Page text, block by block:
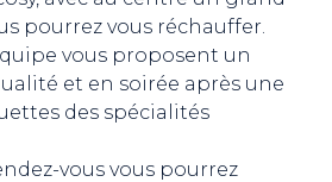
pourrez vous réchauffer.
vous proposent un
et en soirée après une
des spécialités
vous vous pourrez